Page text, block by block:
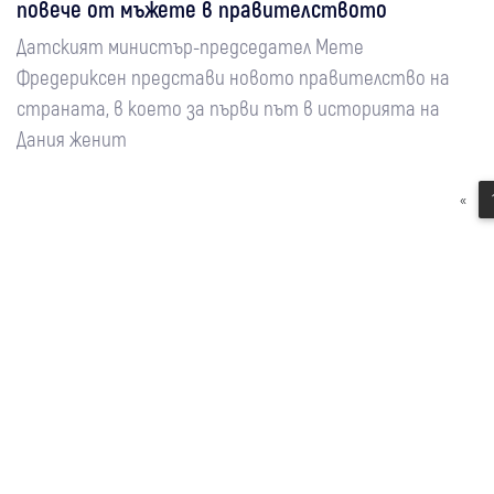
повече от мъжете в правителството
Датският министър-председател Мете
Фредериксен представи новото правителство на
страната, в което за първи път в историята на
Дания женит
«